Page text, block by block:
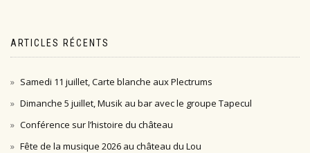
ARTICLES RÉCENTS
Samedi 11 juillet, Carte blanche aux Plectrums
Dimanche 5 juillet, Musik au bar avec le groupe Tapecul
Conférence sur l’histoire du château
Fête de la musique 2026 au château du Lou